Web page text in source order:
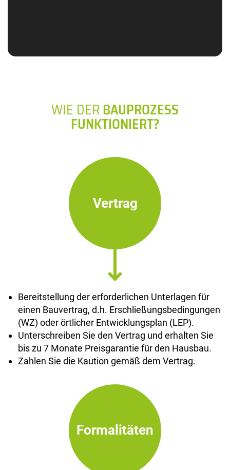
WIE DERBAUPROZESS
FUNKTIONIERT?
Vertrag
Bereitstellung der erforderlichen Unterlagen für
einen Bauvertrag, d.h. Erschließungsbedingungen
(WZ) oder örtlicher Entwicklungsplan (LEP).
Unterschreiben Sie den Vertrag und erhalten Sie
bis zu 7 Monate Preisgarantie für den Hausbau.
Zahlen Sie die Kaution gemäß dem Vertrag.
Formalitäten